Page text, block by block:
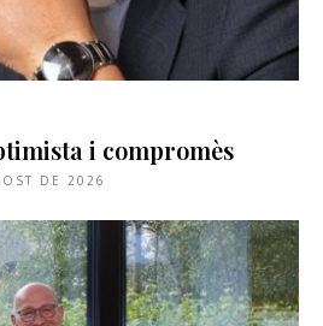
i compromès
DE 2026